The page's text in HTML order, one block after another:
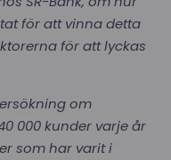
för att vinna detta
för att lyckas
om
000 kunder varje år
som har varit i